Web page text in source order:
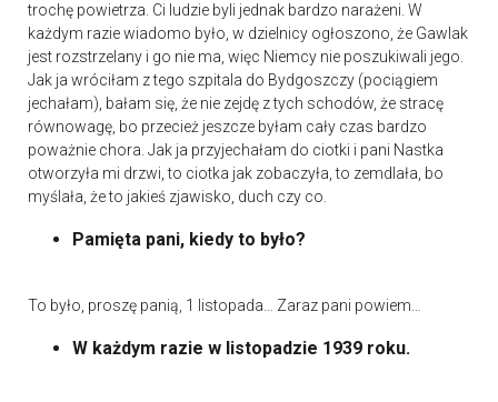
trochę powietrza. Ci ludzie byli jednak bardzo narażeni. W
każdym razie wiadomo było, w dzielnicy ogłoszono, że Gawlak
jest rozstrzelany i go nie ma, więc Niemcy nie poszukiwali jego.
Jak ja wróciłam z tego szpitala do Bydgoszczy (pociągiem
jechałam), bałam się, że nie zejdę z tych schodów, że stracę
równowagę, bo przecież jeszcze byłam cały czas bardzo
poważnie chora. Jak ja przyjechałam do ciotki i pani Nastka
otworzyła mi drzwi, to ciotka jak zobaczyła, to zemdlała, bo
myślała, że to jakieś zjawisko, duch czy co.
Pamięta pani, kiedy to było?
To było, proszę panią, 1 listopada… Zaraz pani powiem…
W każdym razie w listopadzie 1939 roku.